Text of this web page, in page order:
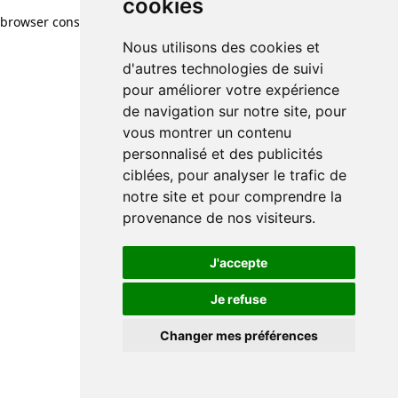
cookies
Nous utilisons des cookies et
d'autres technologies de suivi
pour améliorer votre expérience
de navigation sur notre site, pour
vous montrer un contenu
personnalisé et des publicités
ciblées, pour analyser le trafic de
notre site et pour comprendre la
provenance de nos visiteurs.
J'accepte
Je refuse
Changer mes préférences
browser console for more information)